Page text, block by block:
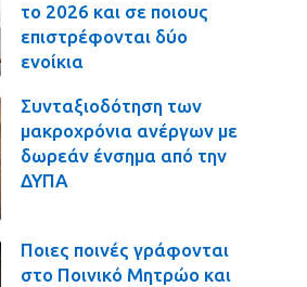
το 2026 και σε ποιους
επιστρέφονται δύο
ενοίκια
Συνταξιοδότηση των
μακροχρόνια ανέργων με
δωρεάν ένσημα από την
ΔΥΠΑ
Ποιες ποινές γράφονται
στο Ποινικό Μητρώο και